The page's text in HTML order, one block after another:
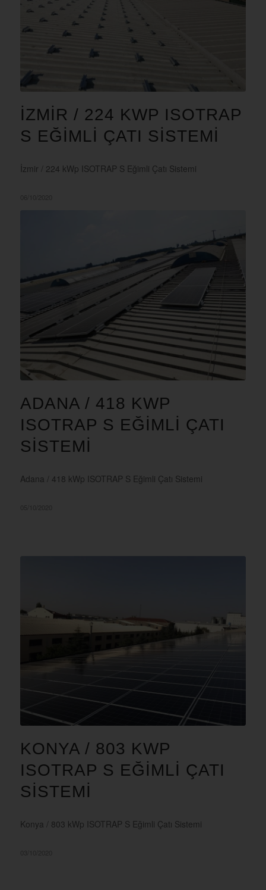
İZMIR / 224 KWP ISOTRAP
S EĞIMLI ÇATI SISTEMI
İzmir / 224 kWp ISOTRAP S Eğimli Çatı Sistemi
ADANA / 418 KWP
ISOTRAP S EĞIMLI ÇATI
SISTEMI
Adana / 418 kWp ISOTRAP S Eğimli Çatı Sistemi
KONYA / 803 KWP
ISOTRAP S EĞIMLI ÇATI
SISTEMI
Konya / 803 kWp ISOTRAP S Eğimli Çatı Sistemi